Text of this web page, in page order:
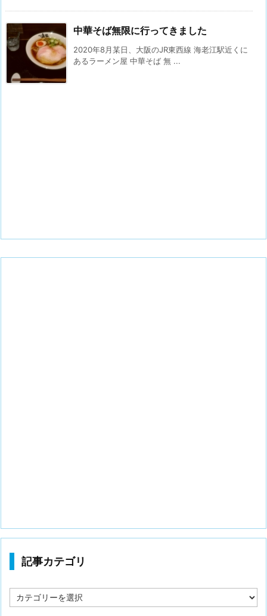
中華そば無限に行ってきました
2020年8月某日、大阪のJR東西線 海老江駅近くに
あるラーメン屋 中華そば 無 ...
記事カテゴリ
事